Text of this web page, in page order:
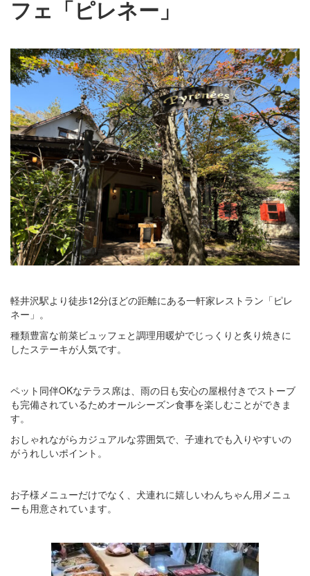
フェ「ピレネー」
軽井沢駅より徒歩12分ほどの距離にある一軒家レストラン「ピレ
ネー」。
種類豊富な前菜ビュッフェと調理用暖炉でじっくりと炙り焼きに
したステーキが人気です。
ペット同伴OKなテラス席は、雨の日も安心の屋根付きでストーブ
も完備されているためオールシーズン食事を楽しむことができま
す。
おしゃれながらカジュアルな雰囲気で、子連れでも入りやすいの
がうれしいポイント。
お子様メニューだけでなく、犬連れに嬉しいわんちゃん用メニュ
ーも用意されています。